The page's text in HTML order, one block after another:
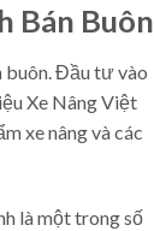
Bán Buôn
buôn. Đầu tư vào
Xe Nâng Việt
xe nâng và các
là một trong số